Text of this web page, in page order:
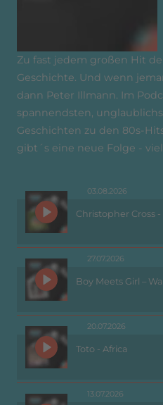
Zu fast jedem großen Hit
Geschichte. Und wenn
dann Peter Illmann. Im
spannendsten,
Geschichten zu den 80s-
gibt´s eine neue Folge -
03.08.2026
Christopher Cross
27.07.2026
Boy Meets Girl –
20.07.2026
Toto - Africa
13.07.2026